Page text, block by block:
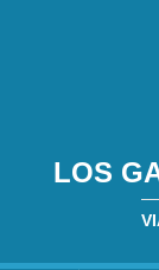
LOS